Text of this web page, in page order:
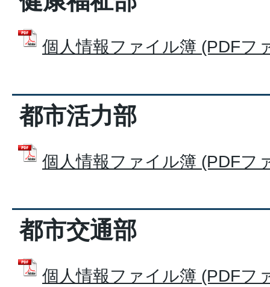
個人情報ファイル簿 (PDFフ
都市活力部
個人情報ファイル簿 (PDFフ
都市交通部
個人情報ファイル簿 (PDFフ